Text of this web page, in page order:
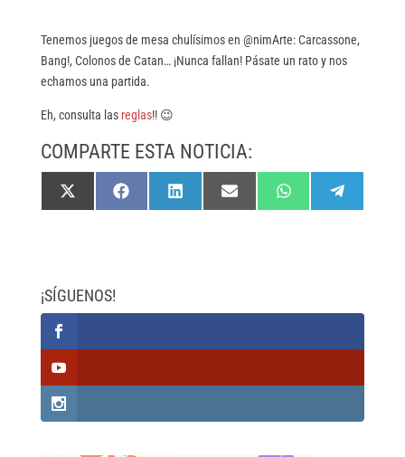
Tenemos juegos de mesa chulísimos en @nimArte: Carcassone,
Bang!, Colonos de Catan… ¡Nunca fallan! Pásate un rato y nos
echamos una partida.
Eh, consulta las reglas!! 😉
COMPARTE ESTA NOTICIA:
Compartir
en
X
(
r
)
Compartir
en
F
a
Compartir
en
L
i
Compartir
en
E
m
Compartir
en
W
h
Compartir
en
e
¡SÍGUENOS!